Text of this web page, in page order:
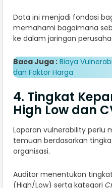
Data ini menjadi fondasi
memahami bagaimana
ke dalam jaringan
Baca Juga : Biaya
dan Faktor Harga
4. Tingkat
High Low dan
Laporan vulnerability perlu
temuan berdasarkan
organisasi.
Auditor menentukan
(High/Low) serta kategori